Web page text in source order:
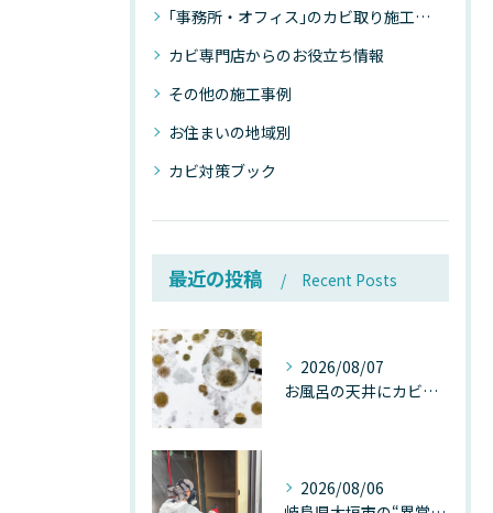
｢事務所・オフィス｣のカビ取り施工事例
カビ専門店からのお役立ち情報
その他の施工事例
お住まいの地域別
カビ対策ブック
最近の投稿 Recent Posts
2026/08/07
お風呂の天井にカビが生えたら要注意！2026年8月の猛暑・高湿度で急増する浴室カビの原因と正しい対策
2026/08/06